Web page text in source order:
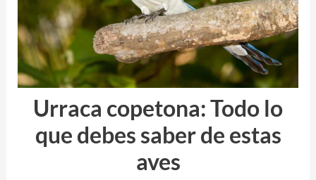
Urraca copetona: Todo lo
que debes saber de estas
aves